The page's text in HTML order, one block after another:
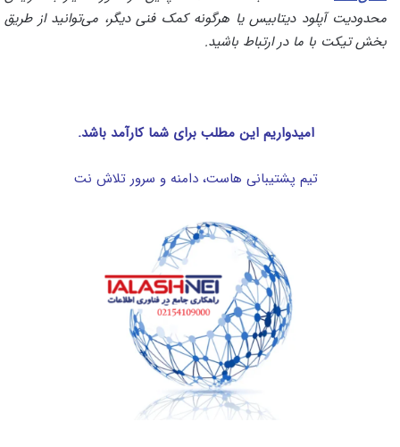
محدودیت آپلود دیتابیس یا هرگونه کمک فنی دیگر، می‌توانید از طریق
بخش تیکت با ما در ارتباط باشید.
امیدواریم این مطلب برای شما کارآمد باشد.
تیم پشتیبانی هاست، دامنه و سرور تلاش نت